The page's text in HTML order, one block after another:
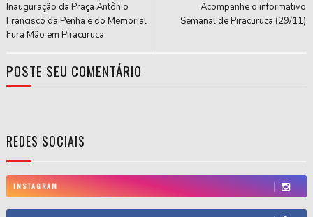
Acompanhe o informativo
Semanal de Piracuruca (29/11)
Inauguração da Praça Antônio
Francisco da Penha e do Memorial
Fura Mão em Piracuruca
POSTE SEU COMENTÁRIO
REDES SOCIAIS
INSTAGRAM